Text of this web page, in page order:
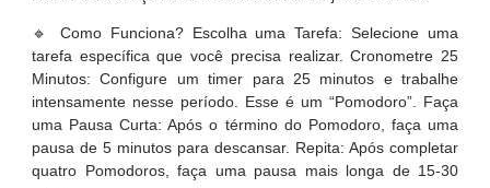
🔹 Como Funciona? Escolha uma Tarefa: Selecione uma
tarefa específica que você precisa realizar. Cronometre 25
Minutos: Configure um timer para 25 minutos e trabalhe
intensamente nesse período. Esse é um “Pomodoro”. Faça
uma Pausa Curta: Após o término do Pomodoro, faça uma
pausa de 5 minutos para descansar. Repita: Após completar
quatro Pomodoros, faça uma pausa mais longa de 15-30